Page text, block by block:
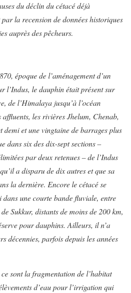
du déclin du cétacé déjà
par la recension de données historiques
auprès des pêcheurs.
époque de l’aménagement d’un
l’Indus, le dauphin était présent sur
de l’Himalaya jusqu’à l’océan
les rivières Jhelum, Chenab,
demi et une vingtaine de barrages plus
dans six des dix-sept sections –
par deux retenues – de l’Indus
a disparu de dix autres et que sa
la dernière. Encore le cétacé se
une courte bande fluviale, entre
Sukkur, distants de moins de 200 km,
pour dauphins. Ailleurs, il n’a
décennies, parfois depuis les années
sont la fragmentation de l’habitat
d’eau pour l’irrigation qui